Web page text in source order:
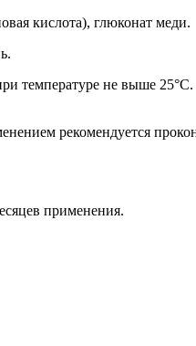
кислота), глюконат меди.
температуре не выше
рекомендуется
применения.